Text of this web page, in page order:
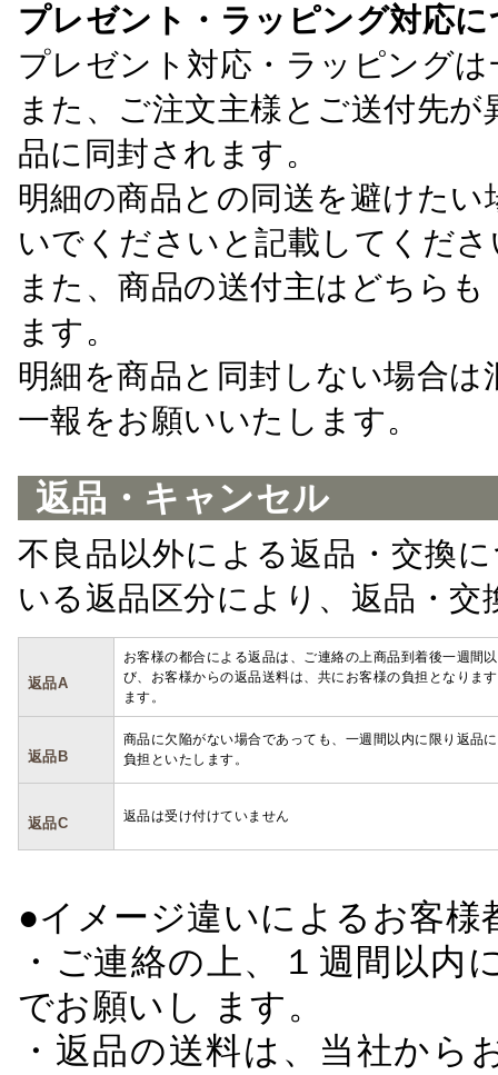
プレゼント・ラッピング対応
プレゼント対応・ラッピング
また、ご注文主様とご送付先
品に同封されます。
明細の商品との同送を避けた
いでくださいと記載してくださ
また、商品の送付主はどちら
ます。
明細を商品と同封しない場合
一報をお願いいたします。
返品・キャンセル
不良品以外による返品・交換
いる返品区分により、返品・
返品A
お客様の都合による返品は、ご連絡の上商品到着後一週間
び、お客様からの返品送料は、共にお客様の負担となりま
ます。
返品B
商品に欠陥がない場合であっても、一週間以内に限り返品
負担といたします。
返品C 返品は受け付けていません
●イメージ違いによるお客
・ご連絡の上、１週間以
でお願いし ます。
・返品の送料は、当社か